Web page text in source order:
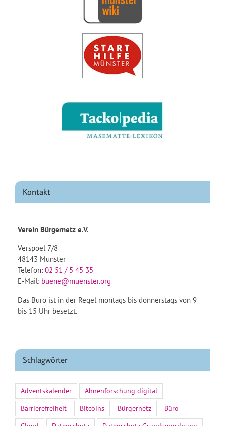
Kontakt
Verein Bürgernetz e.V.
Verspoel 7/8
48143 Münster
Telefon: 02 51 / 5 45 35
E-Mail: buene@muenster.org
Das Büro ist in der Regel montags bis donnerstags von 9
bis 15 Uhr besetzt.
Schlagwörter
Adventskalender
Ahnenforschung digital
Barrierefreiheit
Bitcoins Bürgernetz
Büro